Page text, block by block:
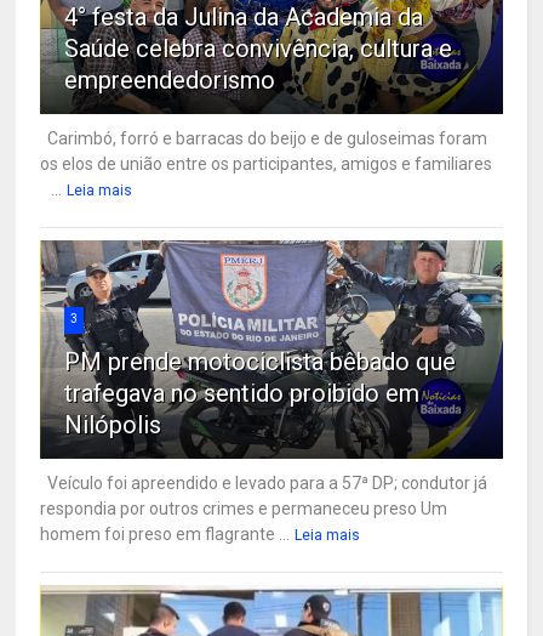
4° festa da Julina da Academia da
Saúde celebra convivência, cultura e
empreendedorismo
Carimbó, forró e barracas do beijo e de guloseimas foram
os elos de união entre os participantes, amigos e familiares
Leia mais
3
PM prende motociclista bêbado que
trafegava no sentido proibido em
Nilópolis
Veículo foi apreendido e levado para a 57ª DP; condutor já
respondia por outros crimes e permaneceu preso Um
homem foi preso em flagrante ...
Leia mais